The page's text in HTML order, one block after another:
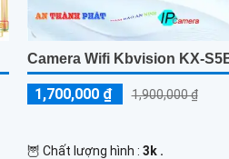
Camera Wifi Kbvision KX-
1,700,000 ₫ 1,900,000 ₫
🦉 Chất lượng hình : 3k .